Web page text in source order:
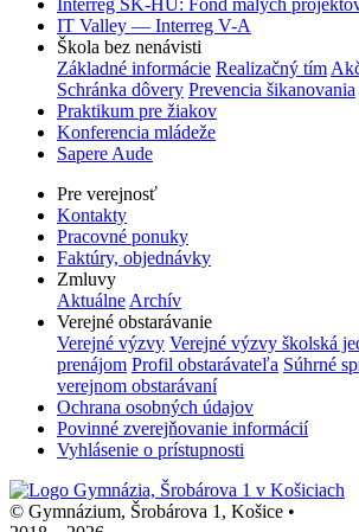
IT Valley — Interreg V-A
Škola bez nenávisti
Základné informácie Realizačný tím
Schránka dôvery Prevencia šikanovania
Praktikum pre žiakov
Konferencia mládeže
Sapere Aude
Pre verejnosť
Kontakty
Pracovné ponuky
Faktúry, objednávky
Zmluvy
Aktuálne Archív
Verejné obstarávanie
Verejné výzvy Verejné výzvy školská
prenájom Profil obstarávateľa Súhrné
verejnom obstarávaní
Ochrana osobných údajov
Povinné zverejňovanie informácií
Vyhlásenie o prístupnosti
© Gymnázium, Šrobárova 1, Košice •